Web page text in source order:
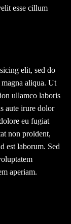
esse cillum
elit, sed do
aliqua. Ut
ullamco laboris
aute irure dolor
eu fugiat
non proident,
est laborum. Sed
aperiam.